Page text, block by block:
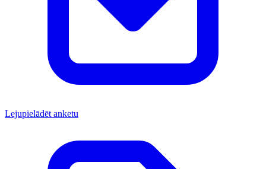
Lejupielādēt anketu